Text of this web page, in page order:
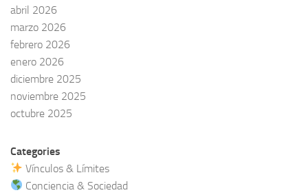
abril 2026
marzo 2026
febrero 2026
enero 2026
diciembre 2025
noviembre 2025
octubre 2025
Categories
Vínculos & Límites
Conciencia & Sociedad